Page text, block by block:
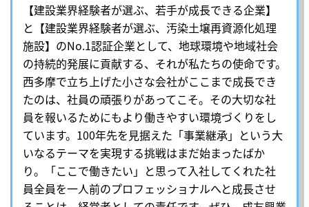
【建設業界経験者が選ぶ、若手が成長できる企業】
と【建設業界経験者が選ぶ、汚染土壌再資源化処理
施設】のNo.1認証企業として、地球環境や地域社会
の持続的発展に貢献する、それが私たちの使命です。
西多摩で立ち上げた小さな会社がここまで成長でき
たのは、社員の頑張りがあってこそ。その大切な社
員を報いるためにもより働きやすい環境づくりをし
ています。100年先を見据えた「事業継承」という大
いなるテーマを実現する挑戦はまだ始まったばか
り。「ここで働きたい」と思って入社してくれた社
員全員を一人前のプロフェッショナルへと成長させ